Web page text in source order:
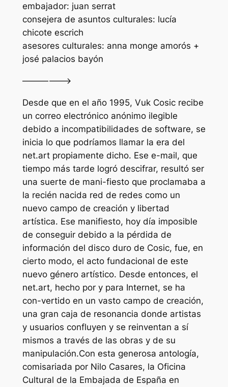
embajador: juan serrat
consejera de asuntos culturales: lucía
chicote escrich
asesores culturales: anna monge amorós +
josé palacios bayón
——————>
Desde que en el año 1995, Vuk Cosic recibe
un correo electrónico anónimo ilegible
debido a incompatibilidades de software, se
inicia lo que podríamos llamar la era del
net.art propiamente dicho. Ese e-mail, que
tiempo más tarde logró descifrar, resultó ser
una suerte de mani-fiesto que proclamaba a
la recién nacida red de redes como un
nuevo campo de creación y libertad
artística. Ese manifiesto, hoy día imposible
de conseguir debido a la pérdida de
información del disco duro de Cosic, fue, en
cierto modo, el acto fundacional de este
nuevo género artístico. Desde entonces, el
net.art, hecho por y para Internet, se ha
con-vertido en un vasto campo de creación,
una gran caja de resonancia donde artistas
y usuarios confluyen y se reinventan a sí
mismos a través de las obras y de su
manipulación.Con esta generosa antología,
comisariada por Nilo Casares, la Oficina
Cultural de la Embajada de España en